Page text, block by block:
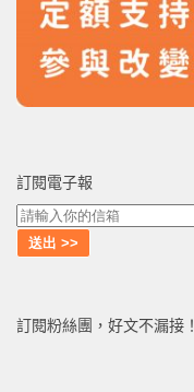
訂閱電子報
訂閱粉絲團，好文不漏接！